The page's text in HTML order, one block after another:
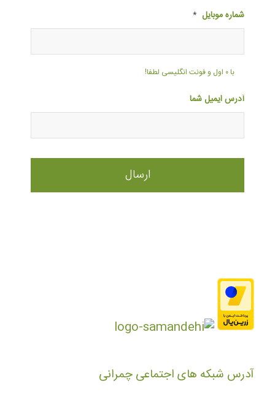
شماره موبایل *
با ۰ اول و فونت انگلیسی لطفا!
آدرس ایمیل شما
آدرس شبکه های اجتماعی چمرانی